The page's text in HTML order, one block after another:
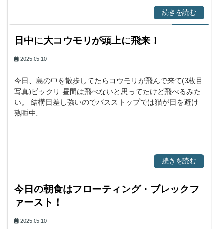
続きを読む
日中に大コウモリが頭上に飛来！
2025.05.10
今日、島の中を散歩してたらコウモリが飛んで来て(3枚目
写真)ビックリ 昼間は飛べないと思ってたけど飛べるみた
い。 結構日差し強いのでバスストップでは猫が日を避け
熟睡中。 …
続きを読む
今日の朝食はフローティング・ブレックフ
ァースト！
2025.05.10